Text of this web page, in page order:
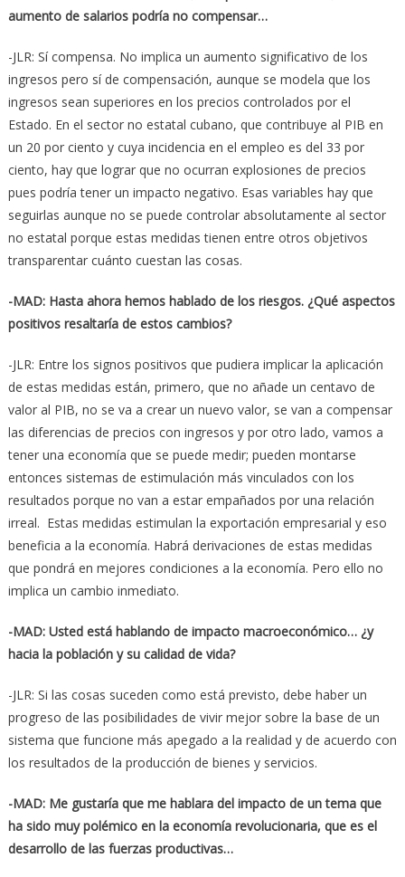
aumento de salarios podría no compensar…
-JLR: Sí compensa. No implica un aumento significativo de los
ingresos pero sí de compensación, aunque se modela que los
ingresos sean superiores en los precios controlados por el
Estado. En el sector no estatal cubano, que contribuye al PIB en
un 20 por ciento y cuya incidencia en el empleo es del 33 por
ciento, hay que lograr que no ocurran explosiones de precios
pues podría tener un impacto negativo. Esas variables hay que
seguirlas aunque no se puede controlar absolutamente al sector
no estatal porque estas medidas tienen entre otros objetivos
transparentar cuánto cuestan las cosas.
-MAD: Hasta ahora hemos hablado de los riesgos. ¿Qué aspectos
positivos resaltaría de estos cambios?
-JLR: Entre los signos positivos que pudiera implicar la aplicación
de estas medidas están, primero, que no añade un centavo de
valor al PIB, no se va a crear un nuevo valor, se van a compensar
las diferencias de precios con ingresos y por otro lado, vamos a
tener una economía que se puede medir; pueden montarse
entonces sistemas de estimulación más vinculados con los
resultados porque no van a estar empañados por una relación
irreal. Estas medidas estimulan la exportación empresarial y eso
beneficia a la economía. Habrá derivaciones de estas medidas
que pondrá en mejores condiciones a la economía. Pero ello no
implica un cambio inmediato.
-MAD: Usted está hablando de impacto macroeconómico… ¿y
hacia la población y su calidad de vida?
-JLR: Si las cosas suceden como está previsto, debe haber un
progreso de las posibilidades de vivir mejor sobre la base de un
sistema que funcione más apegado a la realidad y de acuerdo con
los resultados de la producción de bienes y servicios.
-MAD: Me gustaría que me hablara del impacto de un tema que
ha sido muy polémico en la economía revolucionaria, que es el
desarrollo de las fuerzas productivas…